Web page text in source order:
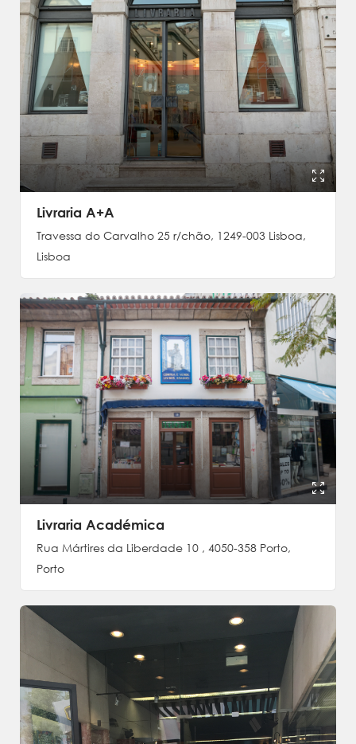
Livraria A+A
Travessa do Carvalho 25 r/chão, 1249-003 Lisboa,
Lisboa
Livraria Académica
Rua Mártires da Liberdade 10 , 4050-358 Porto,
Porto